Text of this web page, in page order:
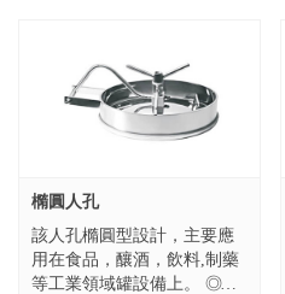
橢圓人孔
該人孔橢圓型設計，主要應
用在食品，釀酒，飲料,制藥
等工業領域罐設備上。 ◎規